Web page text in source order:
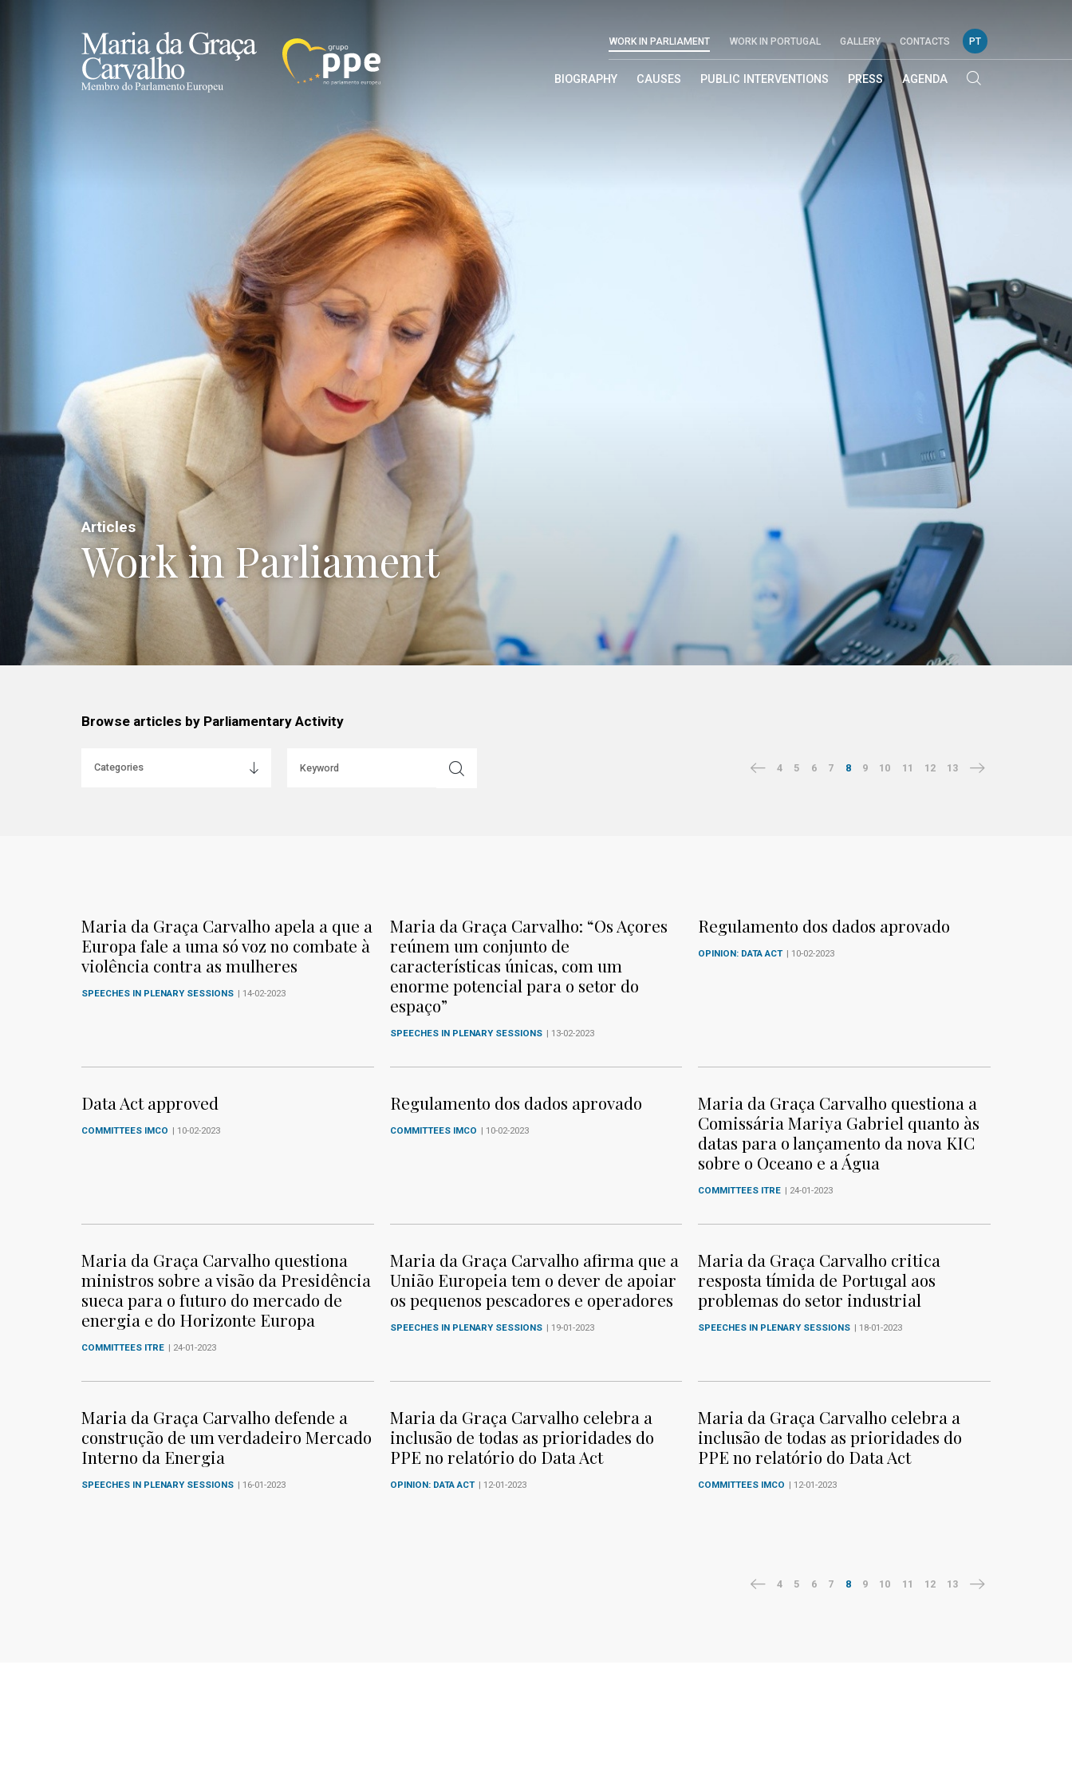
WORK IN PARLIAMENT WORK IN PORTUGAL GALLERY CONTACTS PT
BIOGRAPHY CAUSES PUBLIC INTERVENTIONS PRESS AGENDA
Articles
Work in Parliament
Browse articles by Parliamentary Activity
4 5 6 7 8 9 10 11 12 13
Maria da Graça Carvalho apela a que a
Europa fale a uma só voz no combate à
violência contra as mulheres
SPEECHES IN PLENARY SESSIONS | 14-02-2023
Maria da Graça Carvalho: “Os Açores
reúnem um conjunto de
características únicas, com um
enorme potencial para o setor do
espaço”
SPEECHES IN PLENARY SESSIONS | 13-02-2023
Regulamento dos dados aprovado
OPINION: DATA ACT | 10-02-2023
Data Act approved
COMMITTEES IMCO | 10-02-2023
Regulamento dos dados aprovado
COMMITTEES IMCO | 10-02-2023
Maria da Graça Carvalho questiona a
Comissária Mariya Gabriel quanto às
datas para o lançamento da nova KIC
sobre o Oceano e a Água
COMMITTEES ITRE | 24-01-2023
Maria da Graça Carvalho questiona
ministros sobre a visão da Presidência
sueca para o futuro do mercado de
energia e do Horizonte Europa
COMMITTEES ITRE | 24-01-2023
Maria da Graça Carvalho afirma que a
União Europeia tem o dever de apoiar
os pequenos pescadores e operadores
SPEECHES IN PLENARY SESSIONS | 19-01-2023
Maria da Graça Carvalho critica
resposta tímida de Portugal aos
problemas do setor industrial
SPEECHES IN PLENARY SESSIONS | 18-01-2023
Maria da Graça Carvalho defende a
construção de um verdadeiro Mercado
Interno da Energia
SPEECHES IN PLENARY SESSIONS | 16-01-2023
Maria da Graça Carvalho celebra a
inclusão de todas as prioridades do
PPE no relatório do Data Act
OPINION: DATA ACT | 12-01-2023
Maria da Graça Carvalho celebra a
inclusão de todas as prioridades do
PPE no relatório do Data Act
COMMITTEES IMCO | 12-01-2023
4 5 6 7 8 9 10 11 12 13